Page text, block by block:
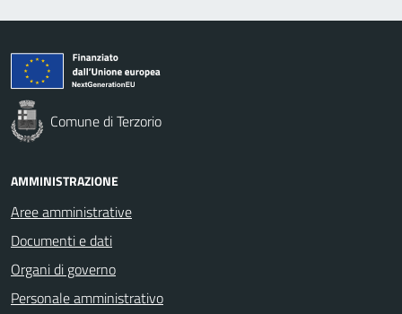
Comune di Terzorio
AMMINISTRAZIONE
Aree amministrative
Documenti e dati
Organi di governo
Personale amministrativo